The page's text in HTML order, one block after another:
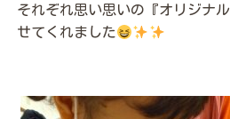
それぞれ思い思いの『オリジナル
せてくれました